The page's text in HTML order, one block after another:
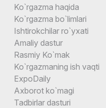
Ko`rgazma haqida
Ko`rgazma bo`limlari
Ishtirokchilar ro`yxati
Amaliy dastur
Rasmiy Ko`mak
Ko`rgazmaning ish vaqti
ExpoDaily
Axborot ko`magi
Tadbirlar dasturi